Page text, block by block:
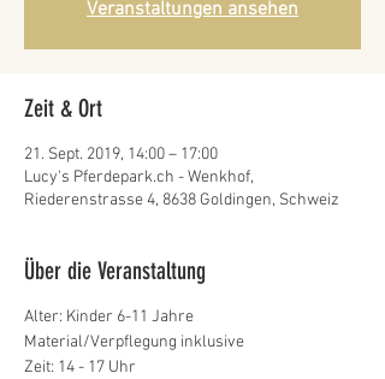
Veranstaltungen ansehen
Zeit & Ort
21. Sept. 2019, 14:00 – 17:00
Lucy's Pferdepark.ch - Wenkhof,
Riederenstrasse 4, 8638 Goldingen, Schweiz
Über die Veranstaltung
Alter: Kinder 6-11 Jahre
Material/Verpflegung inklusive
Zeit: 14 - 17 Uhr